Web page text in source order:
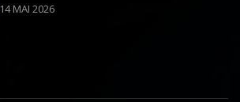
14 MAI 2026